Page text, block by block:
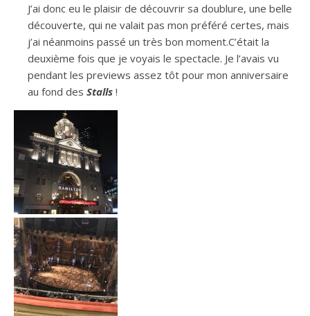
J’ai donc eu le plaisir de découvrir sa doublure, une belle
découverte, qui ne valait pas mon préféré certes, mais
j’ai néanmoins passé un très bon moment.C’était la
deuxième fois que je voyais le spectacle. Je l’avais vu
pendant les previews assez tôt pour mon anniversaire
au fond des Stalls !